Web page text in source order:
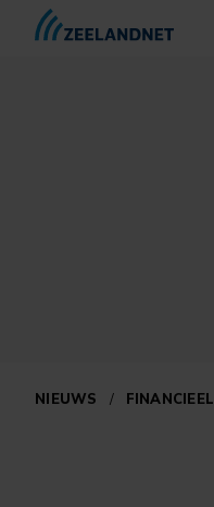
NIEUWS / FINANCIEEL